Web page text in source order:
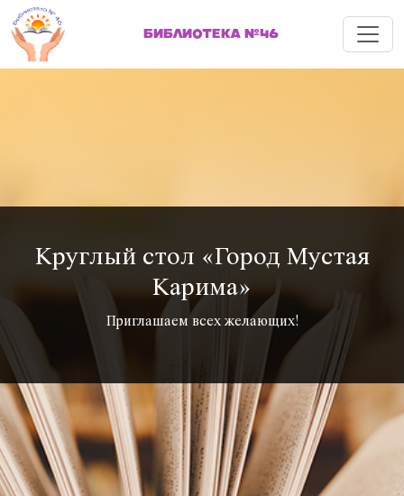
БИБЛИОТЕКА №46 Меню
Круглый стол «Город Мустая
Карима»
Приглашаем всех желающих!